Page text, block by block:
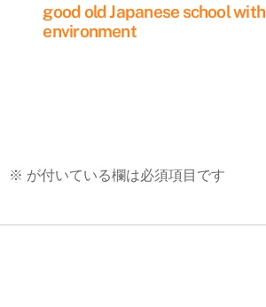
good old Japanese school
environment
※ が付いている欄は必須項目です